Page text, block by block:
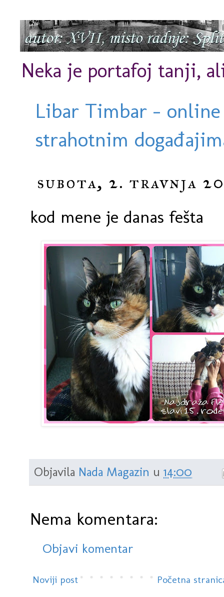
Neka je portafoj tanji,
Libar Timbar -
strahotnim
subota, 2. travnja
kod mene je danas fešta
Objavila Nada Magazin u 14:00
Nema komentara:
Objavi komentar
Noviji post Početna